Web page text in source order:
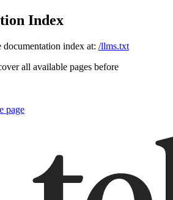
Index
documentation index at: /llms.txt
all available pages before
page